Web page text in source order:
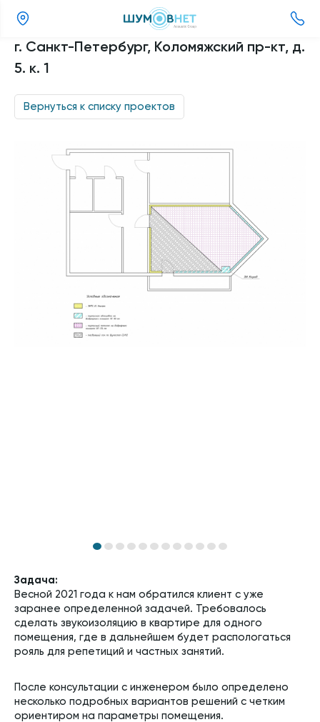
357-
г. Санкт-Петербург, Коломяжский пр-кт, д.
5. к. 1
Вернуться к списку проектов
Задача:
Весной 2021 года к нам обратился клиент с уже
заранее определенной задачей. Требовалось
сделать звукоизоляцию в квартире для одного
помещения, где в дальнейшем будет распологаться
рояль для репетиций и частных занятий.
После консультации с инженером было определено
несколько подробных вариантов решений с четким
ориентиром на параметры помещения.